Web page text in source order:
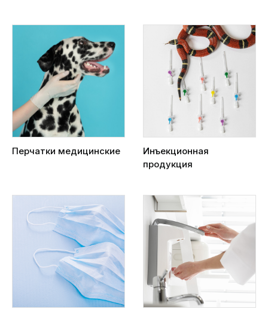
Перчатки медицинские
Инъекционная
продукция